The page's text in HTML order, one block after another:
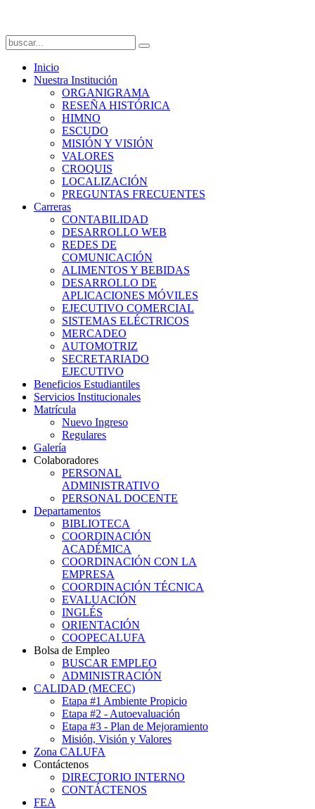
Inicio
Nuestra Institución
ORGANIGRAMA
RESEÑA HISTÓRICA
HIMNO
ESCUDO
MISIÓN Y VISIÓN
VALORES
CROQUIS
LOCALIZACIÓN
PREGUNTAS FRECUENTES
Carreras
CONTABILIDAD
DESARROLLO WEB
REDES DE
COMUNICACIÓN
ALIMENTOS Y BEBIDAS
DESARROLLO DE
APLICACIONES MÓVILES
EJECUTIVO COMERCIAL
SISTEMAS ELÉCTRICOS
MERCADEO
AUTOMOTRIZ
SECRETARIADO
EJECUTIVO
Beneficios Estudiantiles
Servicios Institucionales
Matrícula
Nuevo Ingreso
Regulares
Galería
Colaboradores
PERSONAL
ADMINISTRATIVO
PERSONAL DOCENTE
Departamentos
BIBLIOTECA
COORDINACIÓN
ACADÉMICA
COORDINACIÓN CON LA
EMPRESA
COORDINACIÓN TÉCNICA
EVALUACIÓN
INGLÉS
ORIENTACIÓN
COOPECALUFA
Bolsa de Empleo
BUSCAR EMPLEO
ADMINISTRACIÓN
CALIDAD (MECEC)
Etapa #1 Ambiente Propicio
Etapa #2 - Autoevaluación
Etapa #3 - Plan de Mejoramiento
Misión, Visión y Valores
Zona CALUFA
Contáctenos
DIRECTORIO INTERNO
CONTÁCTENOS
FEA